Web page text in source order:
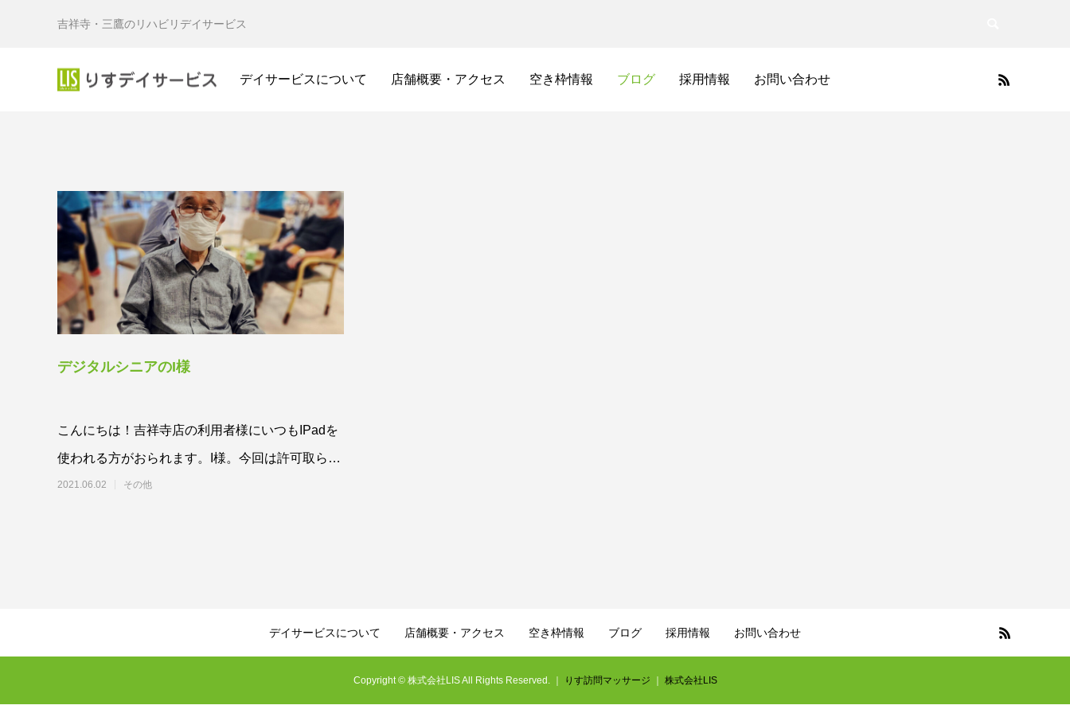
吉祥寺・三鷹のリハビリデイサービス
デイサービスについて 店舗概要・アクセス 空き枠情報 ブログ 採用情報 お問い合わせ
デジタルシニアのI様
こんにちは！吉祥寺店の利用者様にいつもIPadを
使われる方がおられます。I様。今回は許可取らせ
て頂き、ブログへ登場させて頂
2021.06.02 その他
デイサービスについて 店舗概要・アクセス 空き枠情報 ブログ 採用情報 お問い合わせ
Copyright © 株式会社LIS All Rights Reserved. ｜ りす訪問マッサージ 株式会社LIS